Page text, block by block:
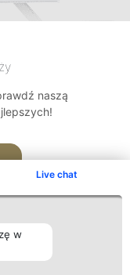
Live chat
w
naszą